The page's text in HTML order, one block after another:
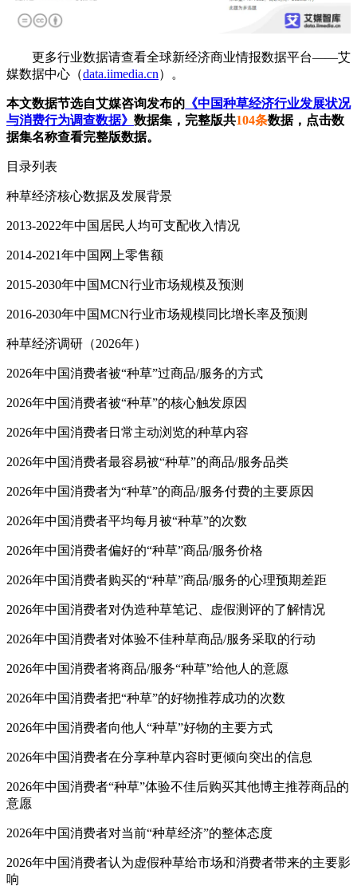
更多行业数据请查看全球新经济商业情报数据平台——艾
媒数据中心（data.iimedia.cn）。
本文数据节选自艾媒咨询发布的 《中国种草经济行业发展状况
与消费行为调查数据》 数据集，完整版共104条数据，点击数
据集名称查看完整版数据。
目录列表
种草经济核心数据及发展背景
2013-2022年中国居民人均可支配收入情况
2014-2021年中国网上零售额
2015-2030年中国MCN行业市场规模及预测
2016-2030年中国MCN行业市场规模同比增长率及预测
种草经济调研（2026年）
2026年中国消费者被“种草”过商品/服务的方式
2026年中国消费者被“种草”的核心触发原因
2026年中国消费者日常主动浏览的种草内容
2026年中国消费者最容易被“种草”的商品/服务品类
2026年中国消费者为“种草”的商品/服务付费的主要原因
2026年中国消费者平均每月被“种草”的次数
2026年中国消费者偏好的“种草”商品/服务价格
2026年中国消费者购买的“种草”商品/服务的心理预期差距
2026年中国消费者对伪造种草笔记、虚假测评的了解情况
2026年中国消费者对体验不佳种草商品/服务采取的行动
2026年中国消费者将商品/服务“种草”给他人的意愿
2026年中国消费者把“种草”的好物推荐成功的次数
2026年中国消费者向他人“种草”好物的主要方式
2026年中国消费者在分享种草内容时更倾向突出的信息
2026年中国消费者“种草”体验不佳后购买其他博主推荐商品的
意愿
2026年中国消费者对当前“种草经济”的整体态度
2026年中国消费者认为虚假种草给市场和消费者带来的主要影
响